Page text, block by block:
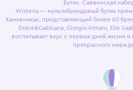
Бутик. Саввинская
Wisteria — мультибрендовый бутик
Хамовниках, представляющий более 60
Dolce&Gabbana, Giorgio Armani, Elie
воспитывает вкус с первых дней жизни и
прекрасного мира